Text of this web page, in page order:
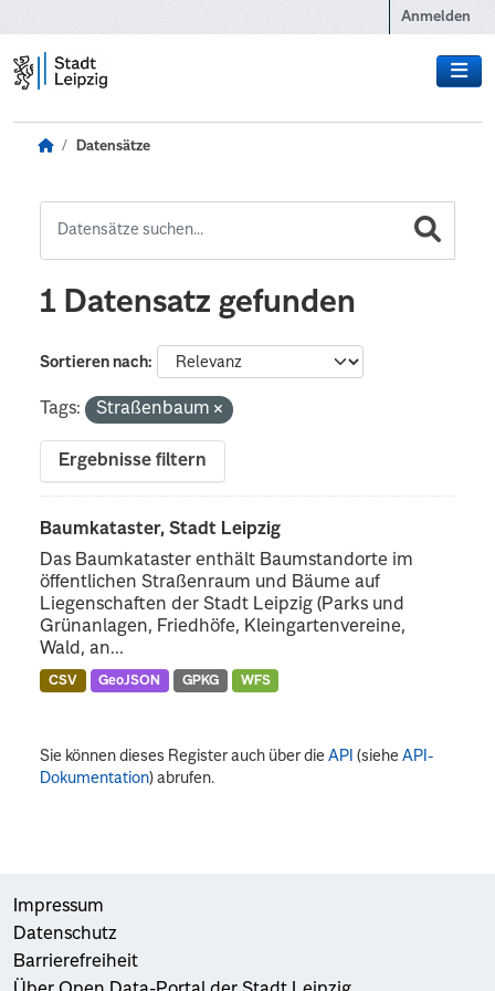
Anmelden
Datensätze
1 Datensatz gefunden
Sortieren nach
Tags: Straßenbaum
Ergebnisse filtern
Baumkataster, Stadt Leipzig
Das Baumkataster enthält Baumstandorte im
öffentlichen Straßenraum und Bäume auf
Liegenschaften der Stadt Leipzig (Parks und
Grünanlagen, Friedhöfe, Kleingartenvereine,
Wald, an...
CSV GeoJSON GPKG WFS
Sie können dieses Register auch über dieAPI (sieheAPI-
Dokumentation) abrufen.
Impressum
Datenschutz
Barrierefreiheit